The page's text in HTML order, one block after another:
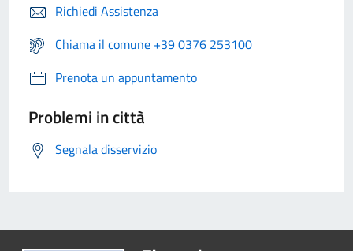
Richiedi Assistenza
Chiama il comune +39 0376 253100
Prenota un appuntamento
Problemi in città
Segnala disservizio